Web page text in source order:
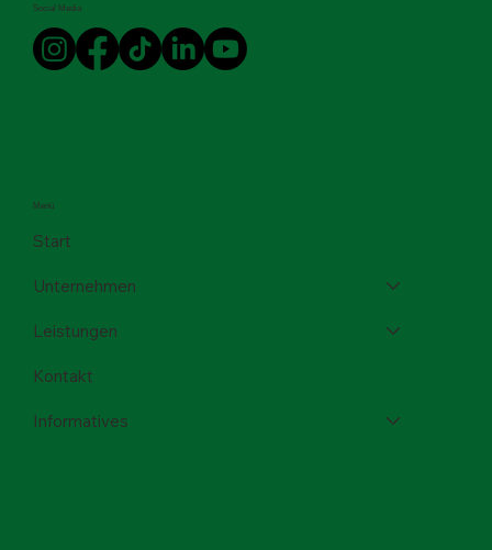
Menü
Start
Unternehmen
Leistungen
Kontakt
Social Media